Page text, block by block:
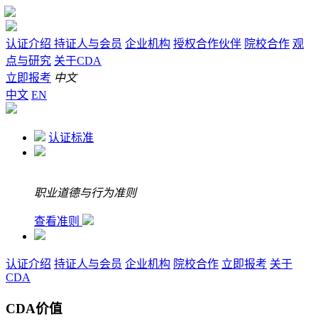
认证介绍 持证人与会员 企业机构 授权合作伙伴 院校合作 观
点与研究 关于CDA
立即报考 中文
中文 EN
认证标准
职业道德与行为准则
查看准则
认证介绍 持证人与会员 企业机构 院校合作 立即报考 关于
CDA
CDA价值